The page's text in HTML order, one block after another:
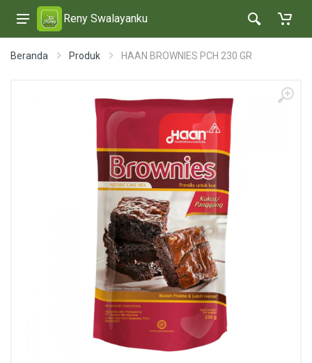
Reny Swalayanku
Beranda Produk HAAN BROWNIES PCH 230 GR